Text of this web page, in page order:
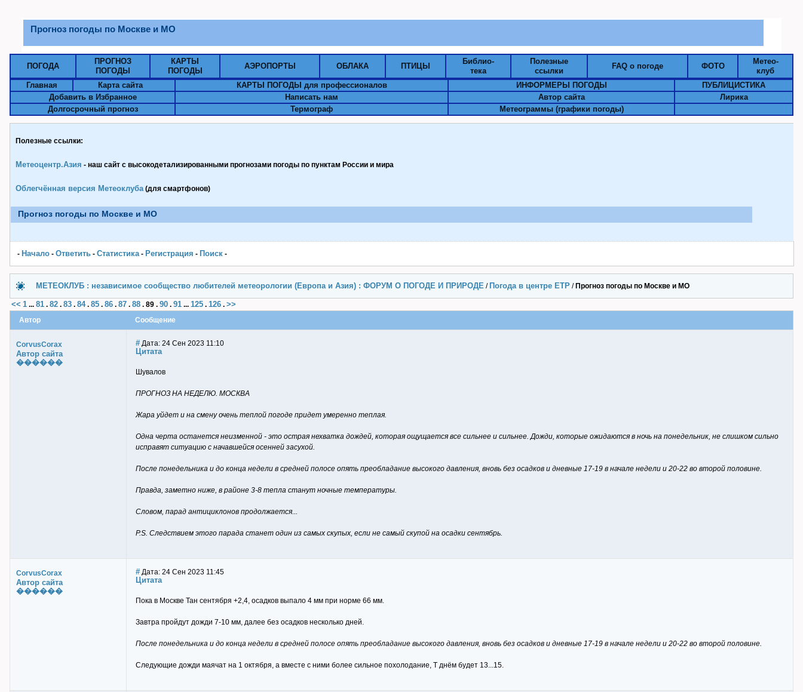
Прогноз погоды по Москве и МО
ПОГОДА
ПРОГНОЗ
ПОГОДЫ
КАРТЫ
ПОГОДЫ
АЭРОПОРТЫ ОБЛАКА ПТИЦЫ
Библио-
тека
Полезные
ссылки
FAQ о погоде ФОТО
Метео-
клуб
Главная
Карта сайта КАРТЫ ПОГОДЫ для профессионалов ИНФОРМЕРЫ ПОГОДЫ
ПУБЛИЦИСТИКА
Добавить в Избранное
Написать нам Автор сайта
Лирика
Долгосрочный прогноз
Термограф Метеограммы (графики погоды)
Полезные ссылки:
Метеоцентр.Азия - наш сайт с высокодетализированными прогнозами погоды по пунктам Pоссии и мира
Облегчённая версия Метеоклуба(для смартфонов)
Прогноз погоды по Москве и МО
- Начало - Ответить - Статистика- Pегистрация - Поиск -
МЕТЕОКЛУБ : независимое сообщество любителей метеорологии (Европа и Азия) : ФОРУМ О ПОГОДЕ И ПРИРОДЕ / Погода в центре ЕТР / Прогноз погоды по Москве и МО
<< 1 ... 81 . 82 . 83 . 84. 85 . 86 . 87 . 88 . 89 . 90 . 91 ... 125 . 126 . >>
Автор Сообщение
CorvusCorax
Автор сайта
������
# Дата: 24 Сен 2023 11:10
Цитата
Шувалов
ПРОГНОЗ НА НЕДЕЛЮ. МОСКВА
Жара уйдет и на смену очень теплой погоде придет умеренно теплая.
Одна черта останется неизменной - это острая нехватка дождей, которая ощущается все сильнее и сильнее. Дожди, которые ожидаются в ночь на понедельник, не слишком сильно
исправят ситуацию с начавшейся осенней засухой.
После понедельника и до конца недели в средней полосе опять преобладание высокого давления, вновь без осадков и дневные 17-19 в начале недели и 20-22 во второй половине.
Правда, заметно ниже, в районе 3-8 тепла станут ночные температуры.
Словом, парад антициклонов продолжается...
P.S. Следствием этого парада станет один из самых скупых, если не самый скупой на осадки сентябрь.
CorvusCorax
Автор сайта
������
# Дата: 24 Сен 2023 11:45
Цитата
Пока в Москве Тан сентября +2,4, осадков выпало 4 мм при норме 66 мм.
Завтра пройдут дожди 7-10 мм, далее без осадков несколько дней.
После понедельника и до конца недели в средней полосе опять преобладание высокого давления, вновь без осадков и дневные 17-19 в начале недели и 20-22 во второй половине.
Следующие дожди маячат на 1 октября, а вместе с ними более сильное похолодание, Т днём будет 13...15.